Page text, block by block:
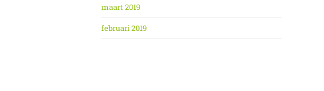
maart 2019
februari 2019